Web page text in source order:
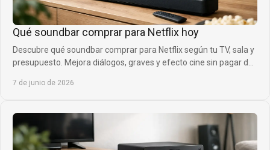
Qué soundbar comprar para Netflix hoy
Descubre qué soundbar comprar para Netflix según tu TV, sala y
presupuesto. Mejora diálogos, graves y efecto cine sin pagar de
7 de junio de 2026